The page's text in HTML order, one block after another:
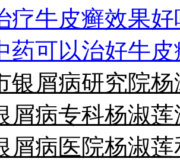
疗牛皮癣效果好
药可以治好牛皮
银屑病研究院
屑病专科杨淑莲
屑病医院杨淑莲